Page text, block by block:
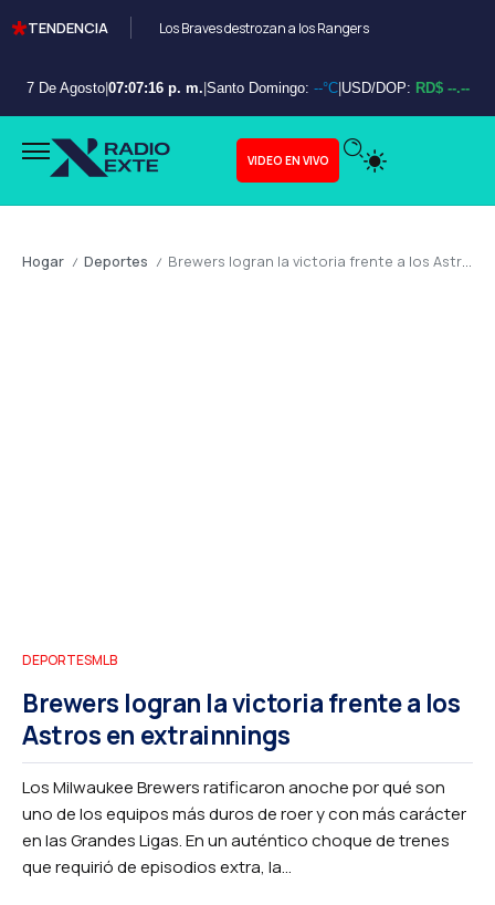
TENDENCIA Los Braves destrozan a los Rangers
7 De Agosto| 07:07:18 p. m. Santo Domingo: --°C| USD/DOP: RD$ --.--
VIDEO EN VIVO
Hogar / Deportes / Brewers logran la victoria frente a los Astros en extrainnings
DEPORTESMLB
Brewers logran la victoria frente a los
Astros en extrainnings
Los Milwaukee Brewers ratificaron anoche por qué son
uno de los equipos más duros de roer y con más carácter
en las Grandes Ligas. En un auténtico choque de trenes
que requirió de episodios extra, la...